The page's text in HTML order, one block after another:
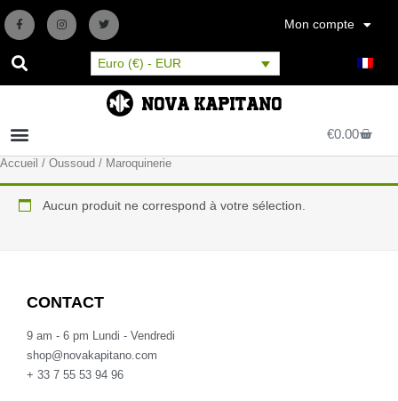
Aller
au
contenu
F
a
b
o
k
n
a
T
w
t
e
r
Mon compte
Euro (€) - EUR
Nova Kapitano
€0.00Panier
Accueil / Oussoud / Maroquinerie
Aucun produit ne correspond à votre sélection.
CONTACT
9 am - 6 pm Lundi - Vendredi
shop@novakapitano.com
+ 33 7 55 53 94 96